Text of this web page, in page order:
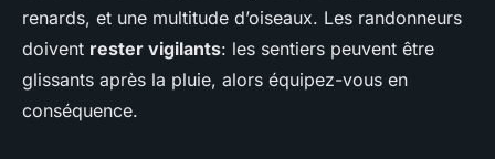
renards, et une multitude d’oiseaux. Les randonneurs
doivent rester vigilants: les sentiers peuvent être
glissants après la pluie, alors équipez-vous en
conséquence.